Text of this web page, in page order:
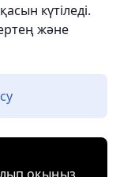
күтіледі.
және